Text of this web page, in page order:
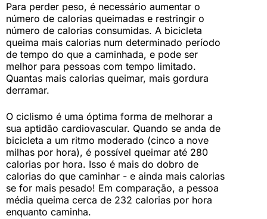
Para perder peso, é necessário aumentar o
número de calorias queimadas e restringir o
número de calorias consumidas. A bicicleta
queima mais calorias num determinado período
de tempo do que a caminhada, e pode ser
melhor para pessoas com tempo limitado.
Quantas mais calorias queimar, mais gordura
derramar.
O ciclismo é uma óptima forma de melhorar a
sua aptidão cardiovascular. Quando se anda de
bicicleta a um ritmo moderado (cinco a nove
milhas por hora), é possível queimar até 280
calorias por hora. Isso é mais do dobro de
calorias do que caminhar - e ainda mais calorias
se for mais pesado! Em comparação, a pessoa
média queima cerca de 232 calorias por hora
enquanto caminha.